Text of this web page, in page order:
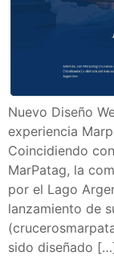
Nuevo Diseño
experiencia
Coincidiendo
MarPatag, la
por el Lago
lanzamiento de
sido diseñado